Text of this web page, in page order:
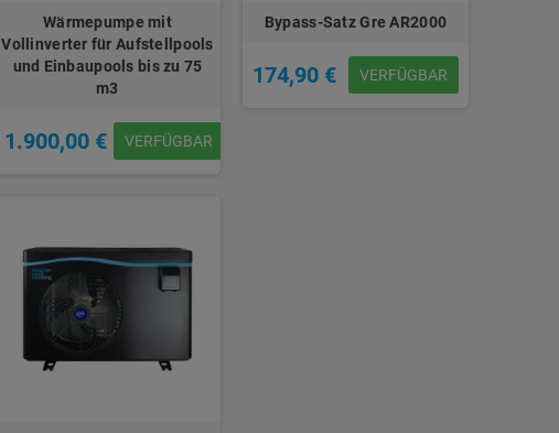
Wärmepumpe mit
Vollinverter für Aufstellpools
und Einbaupools bis zu 75
m3
1.900,00 € VERFÜGBAR
Bypass-Satz Gre AR2000
174,90 € VERFÜGBAR